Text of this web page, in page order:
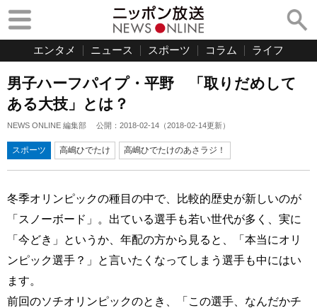
エンタメ ニュース スポーツ コラム ライフ
男子ハーフパイプ・平野 「取りだめして
ある大技」とは？
NEWS ONLINE 編集部 公開： 2018-02-14 （2018-02-14更新）
スポーツ 高嶋ひでたけ 高嶋ひでたけのあさラジ！
冬季オリンピックの種目の中で、比較的歴史が新しいのが
「スノーボード」。出ている選手も若い世代が多く、実に
「今どき」というか、年配の方から見ると、「本当にオリ
ンピック選手？」と言いたくなってしまう選手も中にはい
ます。
前回のソチオリンピックのとき、「この選手、なんだかチ